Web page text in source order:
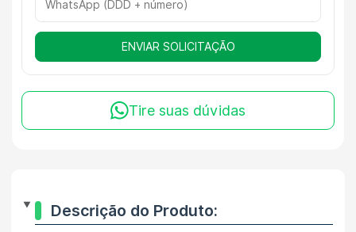
ENVIAR SOLICITAÇÃO
Tire suas dúvidas
Descrição do Produto: